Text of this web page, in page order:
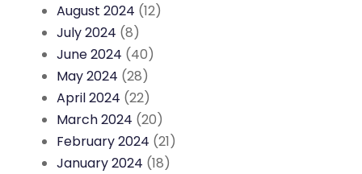
August 2024 (12)
July 2024 (8)
June 2024 (40)
May 2024 (28)
April 2024 (22)
March 2024 (20)
February 2024 (21)
January 2024 (18)